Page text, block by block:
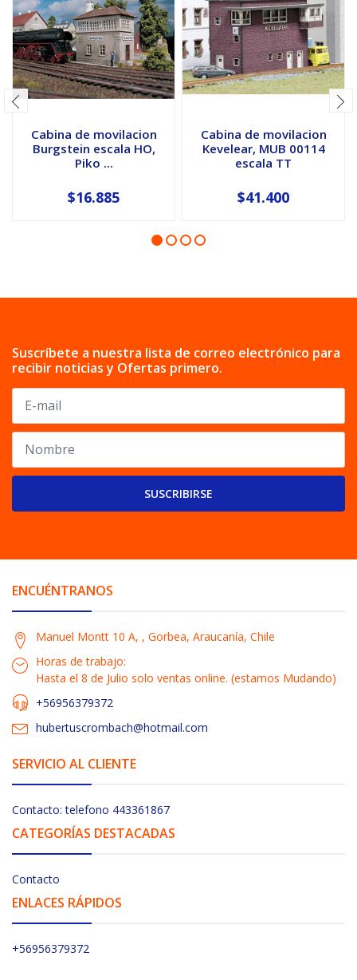
Cabina de movilacion
Burgstein escala HO,
Piko ...
$16.885
Cabina de movilacion
Kevelear, MUB 00114
escala TT
$41.400
Suscríbete a nuestra lista de correo electrónico para
recibir noticias y Ofertas primero.
SUSCRIBIRSE
ENCUÉNTRANOS
Manuel Montt 10 A, , Gorbea, Araucanía, Chile
Horas de trabajo:
Hasta el 8 de Julio solo ventas online. (estamos Mudando)
+56956379372
hubertuscrombach@hotmail.com
SERVICIO AL CLIENTE
Contacto: telefono 443361867
CATEGORÍAS DESTACADAS
Contacto
ENLACES RÁPIDOS
+56956379372